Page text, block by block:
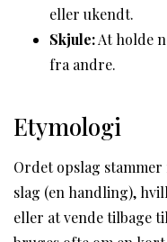
eller ukendt.
Skjule:At holde
fra andre.
Etymologi
Ordet opslag
slag (en handling),
eller at vende tilbage